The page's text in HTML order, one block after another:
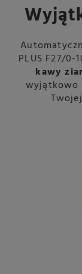
PLUS F27/
kawy
wyjątkowo